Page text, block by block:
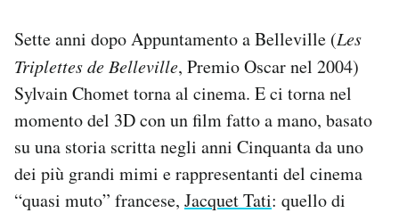
CALENDARIO
AREA PERSONALE
Sette anni dopo Appuntamento a Belleville (Les
Triplettes de Belleville, Premio Oscar nel 2004)
Sylvain Chomet torna al cinema. E ci torna nel
momento del 3D con un film fatto a mano, basato
su una storia scritta negli anni Cinquanta da uno
dei più grandi mimi e rappresentanti del cinema
“quasi muto” francese, Jacquet Tati: quello di